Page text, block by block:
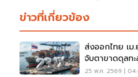
ข่าวที่เกี่ยวข้อง
ส่งออกไทย เม
จับตาขาดดุลท
สูงสุดเป็นประวั
25 พ.ค. 2569 |